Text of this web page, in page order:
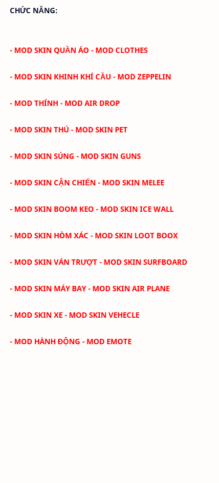
CHỨC NĂNG:
- MOD SKIN QUẦN ÁO - MOD CLOTHES
- MOD SKIN KHINH KHÍ CẦU - MOD ZEPPELIN
- MOD THÍNH - MOD AIR DROP
- MOD SKIN THÚ - MOD SKIN PET
- MOD SKIN SÚNG - MOD SKIN GUNS
- MOD SKIN CẬN CHIẾN - MOD SKIN MELEE
- MOD SKIN BOOM KEO - MOD SKIN ICE WALL
- MOD SKIN HÒM XÁC - MOD SKIN LOOT BOOX
- MOD SKIN VÁN TRƯỢT - MOD SKIN SURFBOARD
- MOD SKIN MÁY BAY - MOD SKIN AIR PLANE
- MOD SKIN XE - MOD SKIN VEHECLE
- MOD HÀNH ĐỘNG - MOD EMOTE